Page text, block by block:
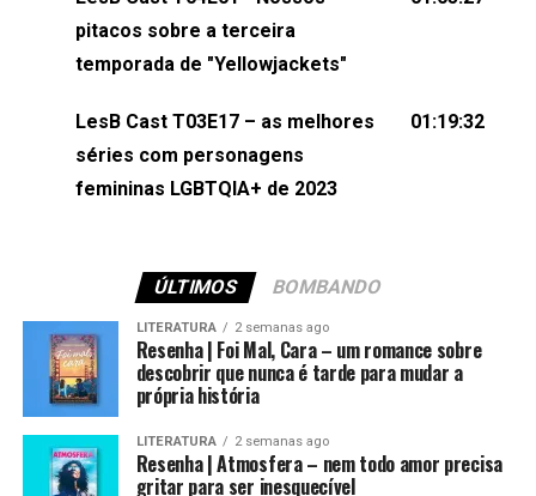
(⁠⁠⁠⁠@brunarfentanes⁠⁠⁠⁠) e Pollyelly FlorêncioEdição de
Naiady Machado
pitacos sobre a terceira
temporada de "Yellowjackets"
LesB Cast T03E17 – as melhores
séries com personagens
femininas LGBTQIA+ de 2023
01:19:32
ÚLTIMOS BOMBANDO
LITERATURA 2 semanas ago
Resenha | Foi Mal, Cara – um romance sobre
descobrir que nunca é tarde para mudar a
própria história
LITERATURA 2 semanas ago
Resenha | Atmosfera – nem todo amor precisa
gritar para ser inesquecível